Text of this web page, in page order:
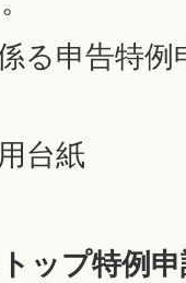
る申告特
台紙
ップ特例